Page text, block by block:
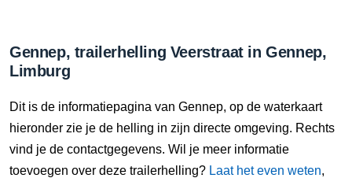
Gennep, trailerhelling Veerstraat in Gennep,
Limburg
Dit is de informatiepagina van Gennep, op de waterkaart
hieronder zie je de helling in zijn directe omgeving. Rechts
vind je de contactgegevens. Wil je meer informatie
toevoegen over deze trailerhelling? Laat het even weten,